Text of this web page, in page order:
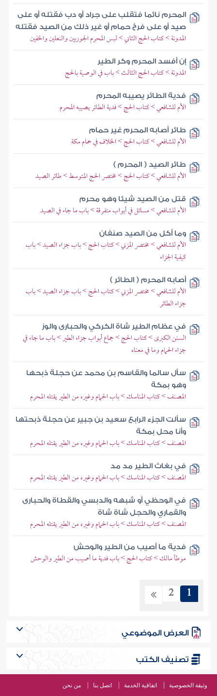
المحرم نائما فتقلب على جراد أو دب فقتله أو على
صيد أو على فرخ حمام أو غير ذلك من الصيد فقتله
المدونة > كتاب الحج الثاني > لبس المحرم الجوربين والنعلين والخفين
إن أفسد المحرم وكر الطير
المدونة > كتاب الحج الثالث > باب في الوصية بالحج
فدية الطائر يصيبه المحرم
الأم للشافعي > كتاب الحج > فدية الطائر يصيبه المحرم
طائر أصابه المحرم غير حمام
الأم للشافعي > كتاب الحج > الخلاف في حمام مكة
طائر الصيد ( المحرم )
الأم للشافعي > كتاب الحج > مختصر الحج المتوسط > طائر الصيد
قتل من الصيد شيئا وهو محرم
الأم للشافعي > مسائل في أبواب متفرقة > باب ما جاء في الصيد
وما أكل من الصيد صنفان
الأم للشافعي > مختصر المزني > كتاب الحج > باب جزاء الصيد > باب
كيفية الجزاء
أصابه المحرم ( الطائر )
الأم للشافعي > مختصر المزني > كتاب الحج > باب جزاء الصيد > باب
جزاء الطائر
في عظام الطير شاة الكركي والحبارى والوز
السنن الكبرى > كتاب الحج > جماع أبواب جزاء الطير > باب ما جاء في
جزاء الحمام وما في معناه
سأل سالما والقاسم بن محمد عن حجلة ذبحها
وهو بمكة
المصنف > كتاب المناسك > باب الحمام وغيره من الطير يقتله المحرم
سألت الجزء الرابع سعيد بن جبير عن حجلة ذبحتها
وأنا محل بمكة
المصنف > كتاب المناسك > باب الحمام وغيره من الطير يقتله المحرم
في بغاث الطير مد مد
المصنف > كتاب المناسك > باب الحمام وغيره من الطير يقتله المحرم
في الوحظي أو شبهه والدبسي والقطاة والحبارى
والقماري والحجل شاة شاة
المصنف > كتاب المناسك > باب الحمام وغيره من الطير يقتله المحرم
فدية ما أصيب من الطير والوحش
موطأ مالك > كتاب الحج > باب فدية ما أصيب من الطير والوحش
1
2
العرض الموضوعي
تصنيف الكتب
وثيقة الخصوصية اتفاقية الخدمة اتصل بنا من نحن